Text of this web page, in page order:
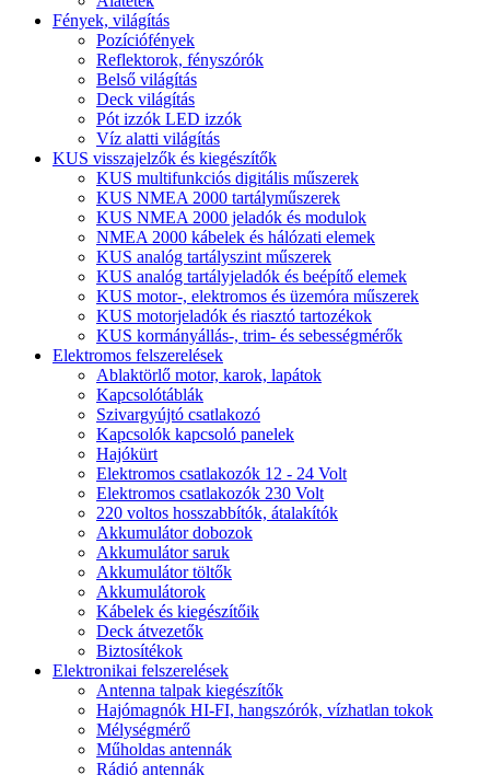
Fények, világítás
Pozíciófények
Reflektorok, fényszórók
Belső világítás
Deck világítás
Pót izzók LED izzók
Víz alatti világítás
KUS visszajelzők és kiegészítők
KUS multifunkciós digitális műszerek
KUS NMEA 2000 tartályműszerek
KUS NMEA 2000 jeladók és modulok
NMEA 2000 kábelek és hálózati elemek
KUS analóg tartályszint műszerek
KUS analóg tartályjeladók és beépítő elemek
KUS motor-, elektromos és üzemóra műszerek
KUS motorjeladók és riasztó tartozékok
KUS kormányállás-, trim- és sebességmérők
Elektromos felszerelések
Ablaktörlő motor, karok, lapátok
Kapcsolótáblák
Szivargyújtó csatlakozó
Kapcsolók kapcsoló panelek
Hajókürt
Elektromos csatlakozók 12 - 24 Volt
Elektromos csatlakozók 230 Volt
220 voltos hosszabbítók, átalakítók
Akkumulátor dobozok
Akkumulátor saruk
Akkumulátor töltők
Akkumulátorok
Kábelek és kiegészítőik
Deck átvezetők
Biztosítékok
Elektronikai felszerelések
Antenna talpak kiegészítők
Hajómagnók HI-FI, hangszórók, vízhatlan tokok
Mélységmérő
Műholdas antennák
Rádió antennák